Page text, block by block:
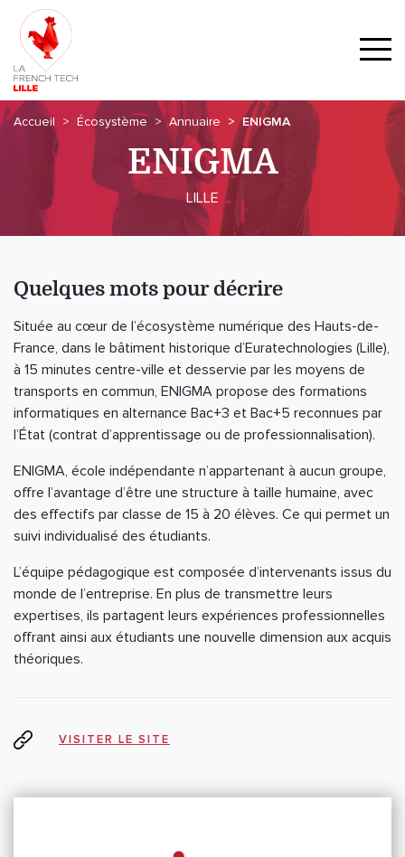
Accueil Écosystème Annuaire ENIGMA
ENIGMA
LILLE
Quelques mots pour décrire
Située au cœur de l’écosystème numérique des Hauts-de-
France, dans le bâtiment historique d’Euratechnologies (Lille),
à 15 minutes centre-ville et desservie par les moyens de
transports en commun, ENIGMA propose des formations
informatiques en alternance Bac+3 et Bac+5 reconnues par
l’État (contrat d’apprentissage ou de professionnalisation).
ENIGMA, école indépendante n’appartenant à aucun groupe,
offre l’avantage d’être une structure à taille humaine, avec
des effectifs par classe de 15 à 20 élèves. Ce qui permet un
suivi individualisé des étudiants.
L’équipe pédagogique est composée d’intervenants issus du
monde de l’entreprise. En plus de transmettre leurs
expertises, ils partagent leurs expériences professionnelles
offrant ainsi aux étudiants une nouvelle dimension aux acquis
théoriques.
VISITER LE SITE